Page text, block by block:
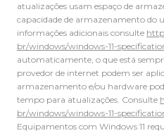
atualizações usam espaço de
capacidade de armazenamento do
informações adicionais consulte
br/windows/windows-11-
automaticamente, o que está
provedor de internet podem ser
armazenamento e/ou hardware
tempo para atualizações. Consulte
br/windows/windows-11-
Equipamentos com Windows 11